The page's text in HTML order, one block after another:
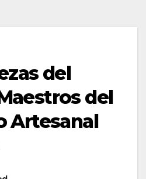
del
del
Artesanal